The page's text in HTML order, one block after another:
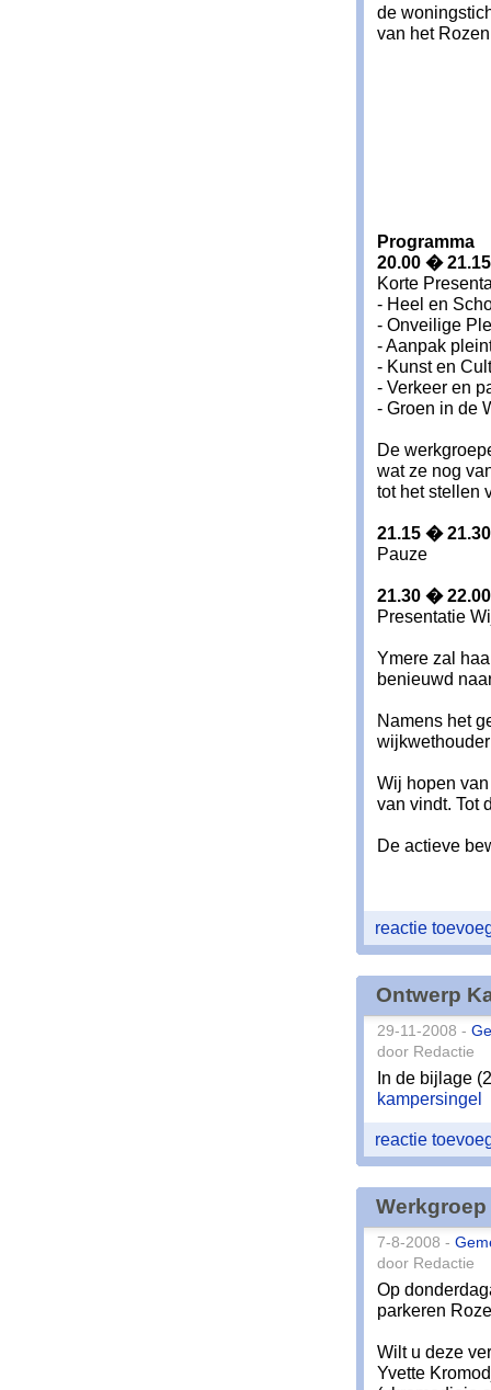
de
van het
Programma
20.00 �
Korte
- Heel en
- Onveilige
- Aanpak
- Kunst en
- Verkeer en
- Groen in de
De
wat ze nog
tot het stellen
21.15 �
Pauze
21.30 �
Presentatie
Ymere zal
benieuwd
Namens het
Wij hopen
van vindt. Tot
De actieve
reactie
Ontwerp
29-11-2008 -
door Redactie
In de bijlage
kampersingel
reactie
7-8-2008 -
door Redactie
Op
parkeren
Wilt u deze
Yvette